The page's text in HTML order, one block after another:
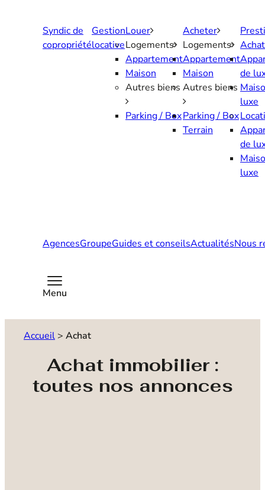
Syndic de
copropriété
Gestion
locative
Louer
Logements
Appartement
Maison
Autres biens
Parking / Box
Acheter
Logements
Appartement
Maison
Autres biens
Parking / Box
Terrain
Achat
de
luxe
de
luxe
AgencesGroupeGuides et conseilsActualitésNous
Menu
Accueil > Achat
Achat immobilier :
toutes nos annonces